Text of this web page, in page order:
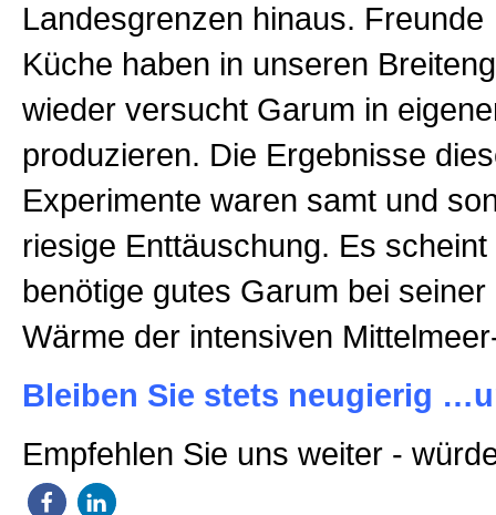
Landesgrenzen hinaus.
Küche haben in unseren
wieder versucht Garum in
produzieren. Die Ergebnisse
Experimente waren samt und
riesige Enttäuschung. Es
benötige gutes Garum bei
Wärme der intensiven
Bleiben Sie stets neugierig
Empfehlen Sie uns weiter -